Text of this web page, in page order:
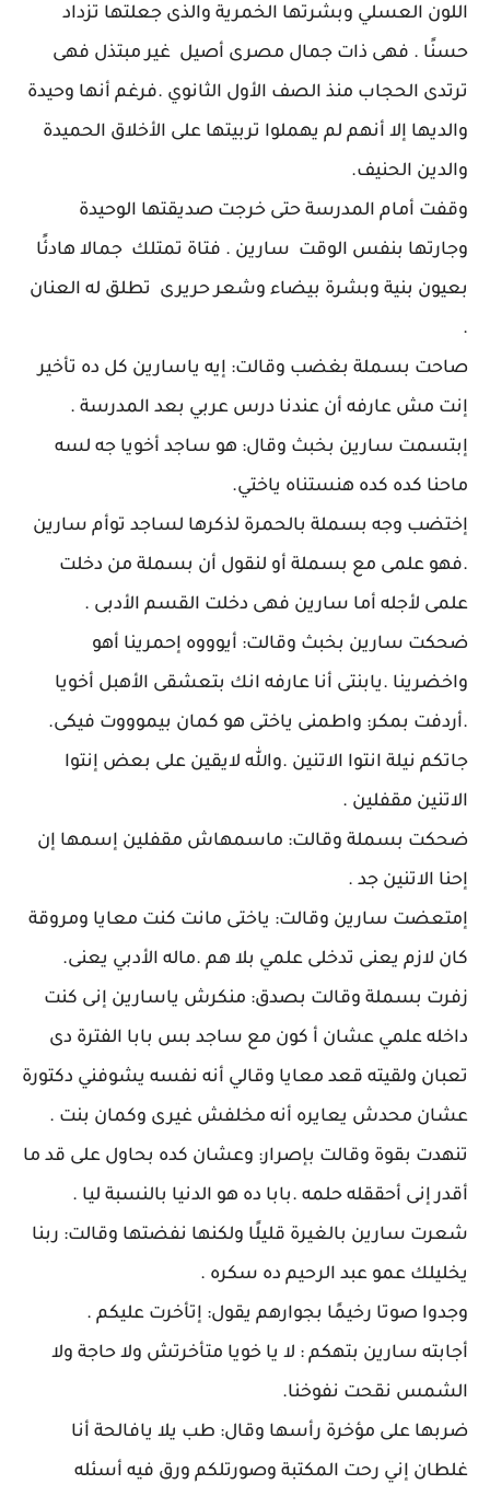
اللون العسلي وبشرتها الخمرية والذى جعلتها تزداد
حسنًا . فهى ذات جمال مصرى أصيل غير مبتذل فهى
ترتدى الحجاب منذ الصف الأول الثانوي .فرغم أنها وحيدة
والديها إلا أنهم لم يهملوا تربيتها على الأخلاق الحميدة
والدين الحنيف.
وقفت أمام المدرسة حتى خرجت صديقتها الوحيدة
وجارتها بنفس الوقت سارين . فتاة تمتلك جمالا هادئًا
بعيون بنية وبشرة بيضاء وشعر حريرى تطلق له العنان
.
صاحت بسملة بغضب وقالت: إيه ياسارين كل ده تأخير
إنت مش عارفه أن عندنا درس عربي بعد المدرسة .
إبتسمت سارين بخبث وقال: هو ساجد أخويا جه لسه
ماحنا كده كده هنستناه ياختي.
إختضب وجه بسملة بالحمرة لذكرها لساجد توأم سارين
.فهو علمى مع بسملة أو لنقول أن بسملة من دخلت
علمى لأجله أما سارين فهى دخلت القسم الأدبى .
ضحكت سارين بخبث وقالت: أيوووه إحمرينا أهو
واخضرينا .يابنتى أنا عارفه انك بتعشقى الأهبل أخويا
.أردفت بمكر: واطمنى ياختى هو كمان بيموووت فيكى.
جاتكم نيلة انتوا الاتنين .والله لايقين على بعض إنتوا
الاتنين مقفلين .
ضحكت بسملة وقالت: ماسمهاش مقفلين إسمها إن
إحنا الاتنين جد .
إمتعضت سارين وقالت: ياختى مانت كنت معايا ومروقة
كان لازم يعنى تدخلى علمي بلا هم .ماله الأدبي يعنى.
زفرت بسملة وقالت بصدق: منكرش ياسارين إنى كنت
داخله علمي عشان أ كون مع ساجد بس بابا الفترة دى
تعبان ولقيته قعد معايا وقالي أنه نفسه يشوفني دكتورة
عشان محدش يعايره أنه مخلفش غيرى وكمان بنت .
تنهدت بقوة وقالت بإصرار: وعشان كده بحاول على قد ما
أقدر إنى أحققله حلمه .بابا ده هو الدنيا بالنسبة ليا .
شعرت سارين بالغيرة قليلًا ولكنها نفضتها وقالت: ربنا
يخليلك عمو عبد الرحيم ده سكره .
وجدوا صوتا رخيمًا بجوارهم يقول: إتأخرت عليكم .
أجابته سارين بتهكم : لا يا خويا متأخرتش ولا حاجة ولا
الشمس نقحت نفوخنا.
ضربها على مؤخرة رأسها وقال: طب يلا يافالحة أنا
غلطان إني رحت المكتبة وصورتلكم ورق فيه أسئله